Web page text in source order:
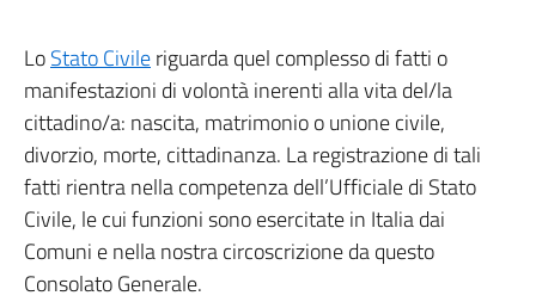
LoStato Civileriguarda quel complesso di fatti o
manifestazioni di volontà inerenti alla vita del/la
cittadino/a: nascita, matrimonio o unione civile,
divorzio, morte, cittadinanza. La registrazione di tali
fatti rientra nella competenza dell’Ufficiale di Stato
Civile, le cui funzioni sono esercitate in Italia dai
Comuni e nella nostra circoscrizione da questo
Consolato Generale.